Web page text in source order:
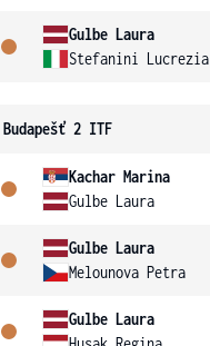
Gulbe Laura
Stefanini Lucrezia
Budapešť 2 ITF
Kachar Marina
Gulbe Laura
Gulbe Laura
Melounova Petra
Gulbe Laura